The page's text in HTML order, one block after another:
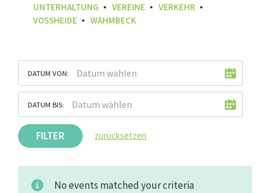
UNTERHALTUNG
VEREINE
VERKEHR
VOSSHEIDE
WAHMBECK
DATUM VON:
DATUM BIS:
FILTER zurücksetzen
No events matched your criteria